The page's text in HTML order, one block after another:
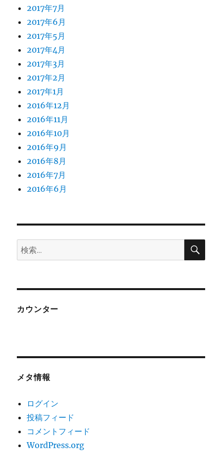
2017年7月
2017年6月
2017年5月
2017年4月
2017年3月
2017年2月
2017年1月
2016年12月
2016年11月
2016年10月
2016年9月
2016年8月
2016年7月
2016年6月
検
索:
検
カウンター
メタ情報
ログイン
投稿フィード
コメントフィード
WordPress.org